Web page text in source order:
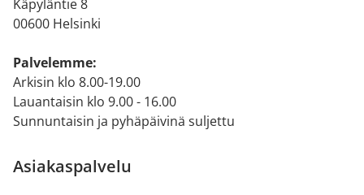
Käpyläntie 8
00600 Helsinki
Palvelemme:
Arkisin klo 8.00-19.00
Lauantaisin klo 9.00 - 16.00
Sunnuntaisin ja pyhäpäivinä suljettu
Asiakaspalvelu